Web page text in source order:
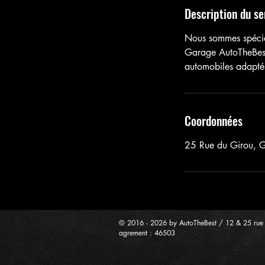
Description du
Nous sommes
Garage
automobiles
Coordonnées
25 Rue du Girou,
© 2016 - 2026 by AutoTheBest / 12 & 25
agrement : 46503